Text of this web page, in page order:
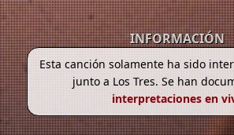
INFORMACIÓN
Esta canción solamente ha sido
junto a Los Tres. Se han
interpretaciones en